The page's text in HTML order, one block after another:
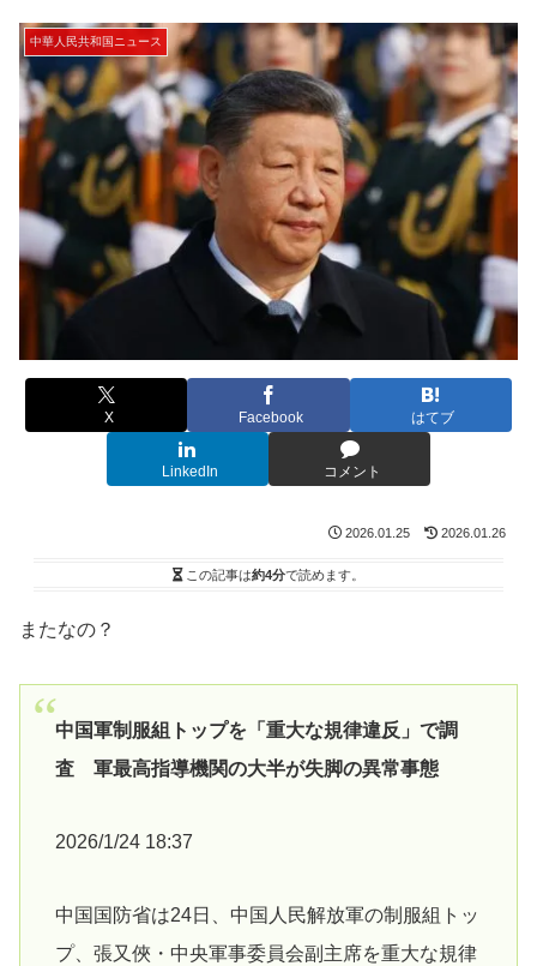
中華人民共和国ニュース
X Facebook はてブ
LinkedIn コメント
2026.01.25 2026.01.26
この記事は約4分で読めます。
またなの？
中国軍制服組トップを「重大な規律違反」で調
査 軍最高指導機関の大半が失脚の異常事態
2026/1/24 18:37
中国国防省は24日、中国人民解放軍の制服組トッ
プ、張又俠・中央軍事委員会副主席を重大な規律